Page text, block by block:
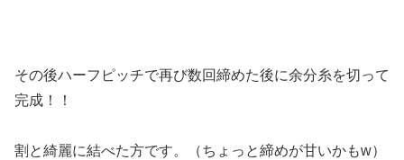
その後ハーフピッチで再び数回締めた後に余分糸を切って
完成！！
割と綺麗に結べた方です。（ちょっと締めが甘いかもw）